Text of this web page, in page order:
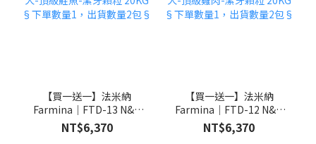
【買一送一】法米納
Farmina｜FTD-13 N&D
天然培育系列-全齡犬-頂級
鮭魚-潔牙顆粒 20KG §下
NT$6,370
【買一送一】法米納
Farmina｜FTD-12 N&D
天然培育系列-全齡犬-頂級
雞肉-潔牙顆粒 20KG §下
NT$6,370